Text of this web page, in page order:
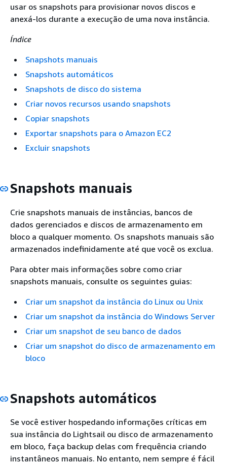
usar os snapshots para provisionar novos discos e
anexá-los durante a execução de uma nova instância.
Índice
Snapshots manuais
Snapshots automáticos
Snapshots de disco do sistema
Criar novos recursos usando snapshots
Copiar snapshots
Exportar snapshots para o Amazon EC2
Excluir snapshots
Snapshots manuais
Crie snapshots manuais de instâncias, bancos de
dados gerenciados e discos de armazenamento em
bloco a qualquer momento. Os snapshots manuais são
armazenados indefinidamente até que você os exclua.
Para obter mais informações sobre como criar
snapshots manuais, consulte os seguintes guias:
Criar um snapshot da instância do Linux ou Unix
Criar um snapshot da instância do Windows Server
Criar um snapshot de seu banco de dados
Criar um snapshot do disco de armazenamento em
bloco
Snapshots automáticos
Se você estiver hospedando informações críticas em
sua instância do Lightsail ou disco de armazenamento
em bloco, faça backup delas com frequência criando
instantâneos manuais. No entanto, nem sempre é fácil